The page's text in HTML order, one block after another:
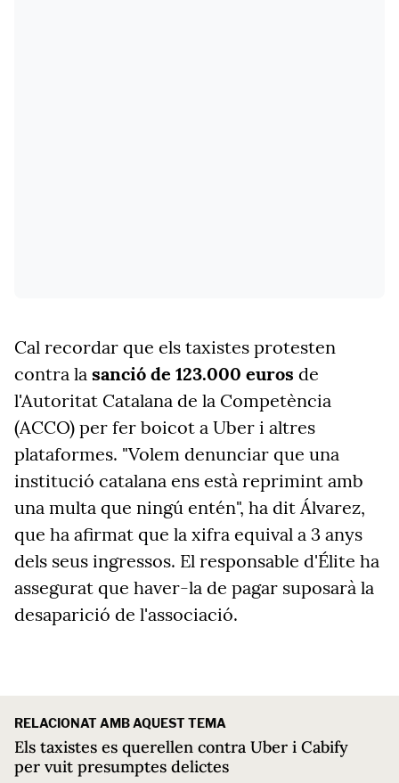
Cal recordar que els taxistes protesten
contra la sanció de 123.000 euros de
l'Autoritat Catalana de la Competència
(ACCO) per fer boicot a Uber i altres
plataformes. "Volem denunciar que una
institució catalana ens està reprimint amb
una multa que ningú entén", ha dit Álvarez,
que ha afirmat que la xifra equival a 3 anys
dels seus ingressos. El responsable d'Élite ha
assegurat que haver-la de pagar suposarà la
desaparició de l'associació.
RELACIONAT AMB AQUEST TEMA
Els taxistes es querellen contra Uber i Cabify
per vuit presumptes delictes